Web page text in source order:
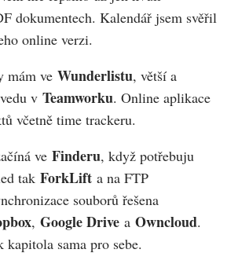
dokumentech. Kalendář jsem svěřil
online verzi.
mám ve Wunderlistu, větší a
v Teamworku. Online aplikace
včetně time trackeru.
ve Finderu, když potřebuju
tak ForkLift a na FTP
souborů řešena
, Google Drive a Owncloud.
sama pro sebe.